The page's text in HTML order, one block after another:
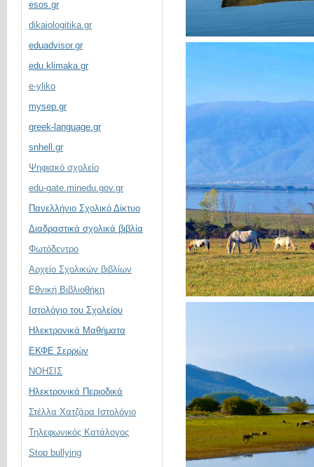
esos.gr
dikaiologitika.gr
eduadvisor.gr
edu.klimaka.gr
e-yliko
mysep.gr
greek-language.gr
snhell.gr
Ψηφιακό σχολείο
edu-gate.minedu.gov.gr
Πανελλήνιο Σχολικό Δίκτυο
Διαδραστικά σχολικά βιβλία
Φωτόδεντρο
Αρχείο Σχολικών βιβλίων
Εθνική Βιβλιοθήκη
Ιστολόγιο του Σχολείου
Ηλεκτρονικά Μαθήματα
ΕΚΦΕ Σερρών
ΝΟΗΣΙΣ
Ηλεκτρονικά Περιοδικά
Στέλλα Χατζάρα Ιστολόγιο
Τηλεφωνικός Κατάλογος
Stop bullying